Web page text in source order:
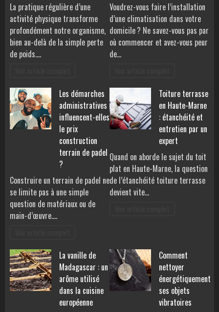
La pratique régulière d’une
activité physique transforme
profondément notre organisme,
bien au-delà de la simple perte
de poids.…
Voudrez-vous faire l’installation
d’une climatisation dans votre
domicile ? Ne savez-vous pas par
où commencer et avez-vous peur
de…
Les démarches
administratives
influencent-elles
le prix
construction
terrain de padel
?
Construire un terrain de padel ne
se limite pas à une simple
question de matériaux ou de
main-d’œuvre.…
Toiture terrasse
en Haute-Marne
: étanchéité et
entretien par un
expert
Quand on aborde le sujet du toit
plat en Haute-Marne, la question
de l’étanchéité toiture terrasse
devient vite…
La vanille de
Madagascar : un
arôme utilisé
dans la cuisine
européenne
Comment
nettoyer
énergétiquement
ses objets
vibratoires